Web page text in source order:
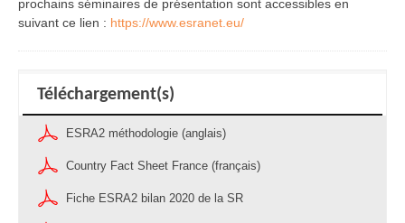
prochains séminaires de présentation sont accessibles en
suivant ce lien : https://www.esranet.eu/
Téléchargement(s)
ESRA2 méthodologie (anglais)
Country Fact Sheet France (français)
Fiche ESRA2 bilan 2020 de la SR